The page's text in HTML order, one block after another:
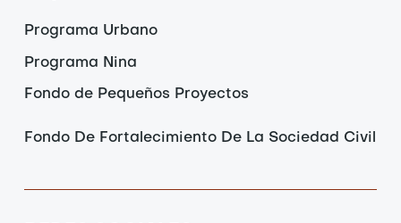
Programa Urbano
Programa Nina
Fondo de Pequeños Proyectos
Fondo De Fortalecimiento De La Sociedad Civil